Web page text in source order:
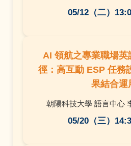
05/12 （二）
AI 領航之專業職場英
徑：高互動 ESP 任務
果結合運
朝陽科技大學 語言中心
05/20（三）